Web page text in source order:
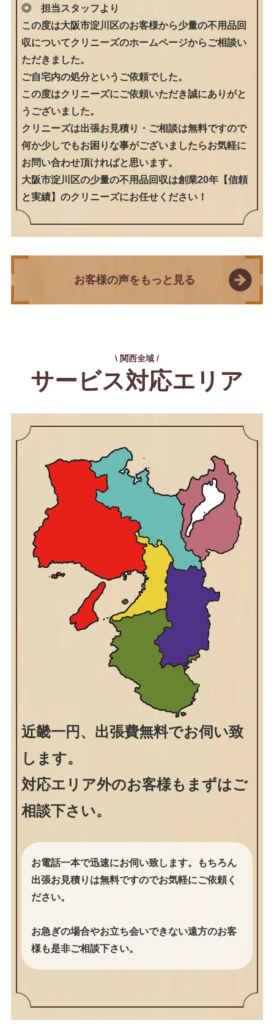
◎ 担当スタッフより
この度は大阪市淀川区のお客様から少量の不用品回
収についてクリニーズのホームページからご相談い
ただきました。
ご自宅内の処分というご依頼でした。
この度はクリニーズにご依頼いただき誠にありがと
うございました。
クリニーズは出張お見積り・ご相談は無料ですので
何か少しでもお困りな事がございましたらお気軽に
お問い合わせ頂ければと思います。
大阪市淀川区の少量の不用品回収は創業20年【信頼
と実績】のクリニーズにお任せください！
お客様の声をもっと見る
\ 関西全域 /
サービス対応エリア
近畿一円、出張費無料でお伺い致
します。
対応エリア外のお客様もまずはご
相談下さい。
お電話一本で迅速にお伺い致します。もちろん
出張お見積りは無料ですのでお気軽にご依頼く
ださい。
お急ぎの場合やお立ち会いできない遠方のお客
様も是非ご相談下さい。